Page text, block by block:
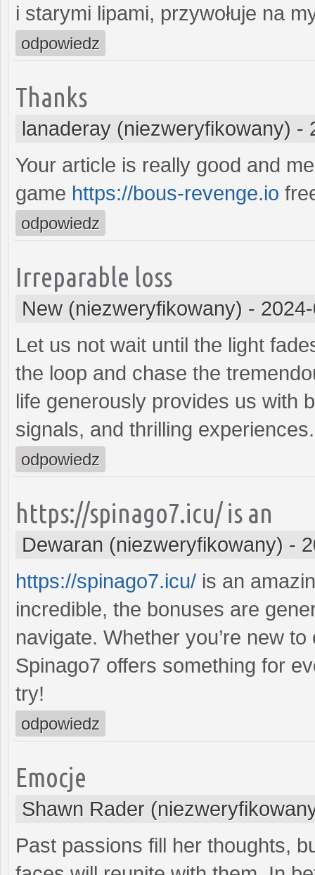
i starymi lipami, przywołuje na
odpowiedz
Thanks
lanaderay (niezweryfikowany) -
Your article is really good and
game https://bous-revenge.io
odpowiedz
Irreparable loss
New (niezweryfikowany) -
Let us not wait until the light
the loop and chase the
life generously provides us with
signals, and thrilling
odpowiedz
https://spinago7.icu/ is an
Dewaran (niezweryfikowany) -
https://spinago7.icu/ is an
incredible, the bonuses are
navigate. Whether you’re new
Spinago7 offers something for
try!
odpowiedz
Emocje
Shawn Rader
Past passions fill her thoughts,